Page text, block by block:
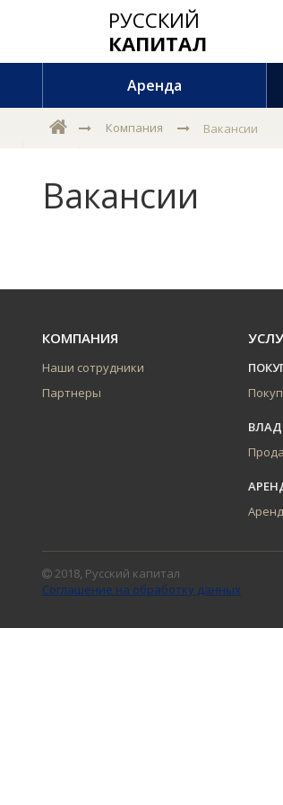
РУССКИЙ
КАПИТАЛ
Аренда
Компания Вакансии
Вакансии
КОМПАНИЯ
Наши сотрудники
Партнеры
2018, Русский капитал
Соглашение на обработку данных